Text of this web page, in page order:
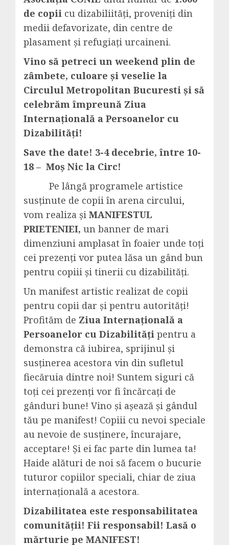
de copii cu dizabiliități, proveniți din
medii defavorizate, din centre de
plasament și refugiați urcaineni.
Vino să petreci un weekend plin de
zâmbete, culoare și veselie la
Circulul Metropolitan Bucuresti și să
celebrăm împreună Ziua
Internațională a Persoanelor cu
Dizabilități!
Save the date! 3-4 decebrie, între 10-
18 – Moș Nic la Circ!
Pe lângă programele artistice
susținute de copii în arena circului,
vom realiza și MANIFESTUL
PRIETENIEI, un banner de mari
dimenziuni amplasat în foaier unde toți
cei prezenți vor putea lăsa un gând bun
pentru copiii și tinerii cu dizabilități.
Un manifest artistic realizat de copii
pentru copii dar și pentru autorități!
Profităm de Ziua Internațională a
Persoanelor cu Dizabilități pentru a
demonstra că iubirea, sprijinul și
susținerea acestora vin din sufletul
fiecăruia dintre noi! Suntem siguri că
toți cei prezenți vor fi încărcați de
gânduri bune! Vino și așează și gândul
tău pe manifest! Copiii cu nevoi speciale
au nevoie de susținere, încurajare,
acceptare! Și ei fac parte din lumea ta!
Haide alături de noi să facem o bucurie
tuturor copiilor speciali, chiar de ziua
internațională a acestora.
Dizabilitatea este responsabilitatea
comunității! Fii responsabil! Lasă o
mărturie pe MANIFEST!